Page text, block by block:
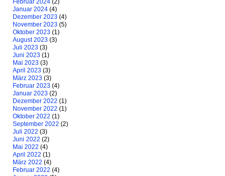
Februar 2024 (2)
Januar 2024 (4)
Dezember 2023 (4)
November 2023 (5)
Oktober 2023 (1)
August 2023 (3)
Juli 2023 (3)
Juni 2023 (1)
Mai 2023 (3)
April 2023 (3)
März 2023 (3)
Februar 2023 (4)
Januar 2023 (2)
Dezember 2022 (1)
November 2022 (1)
Oktober 2022 (1)
September 2022 (2)
Juli 2022 (3)
Juni 2022 (2)
Mai 2022 (4)
April 2022 (1)
März 2022 (4)
Februar 2022 (4)